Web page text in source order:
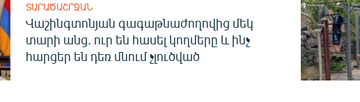
ՏԱՐԱԾԱՇՐՋԱՆ
Վաշինգտոնյան գագաթնաժողովից մեկ
տարի անց. ուր են հասել կողմերը և ինչ
հարցեր են դեռ մնում չլուծված